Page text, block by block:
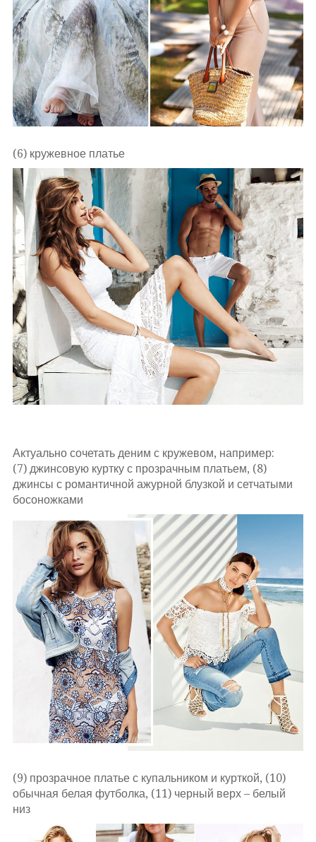
(6) кружевное платье
Актуально сочетать деним с кружевом, например:
(7) джинсовую куртку с прозрачным платьем, (8)
джинсы с романтичной ажурной блузкой и сетчатыми
босоножками
(9) прозрачное платье с купальником и курткой, (10)
обычная белая футболка, (11) черный верх – белый
низ